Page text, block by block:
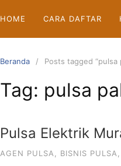
HOME CARA DAFTAR
Beranda Posts tagged “pulsa
Tag: pulsa
Pulsa Elektrik
AGEN PULSA BISNIS PULSA